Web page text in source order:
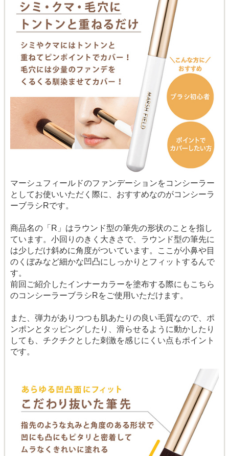
マーシュフィールドのファンデーションをコンシーラー
としてお使いいただく際に、おすすめなのがコンシーラ
ーブラシRです。
商品名の「R」はラウンド型の筆先の形状のことを指し
ています。小回りのきく大きさで、ラウンド型の筆先に
は少しだけ斜めに角度がついています。ここが小鼻や目
のくぼみなど細かな凹凸にしっかりとフィットするんで
す。
前回ご紹介したインナーカラーを塗布する際にもこちら
のコンシーラーブラシRをご使用いただけます。
また、弾力がありつつも肌あたりの良い毛質なので、ポ
ンポンとタッピングしたり、滑らせるように動かしたり
しても、チクチクとした刺激を感じにくい点もポイント
です。